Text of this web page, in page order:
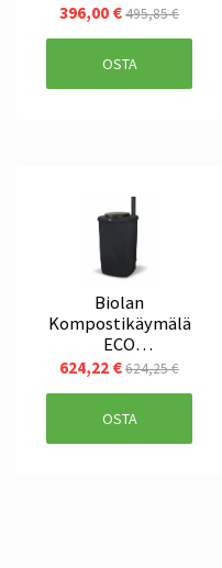
396,00 €495,85 €
OSTA
Biolan
Kompostikäymälä
ECO
tummanharmaa
624,22 €624,25 €
OSTA